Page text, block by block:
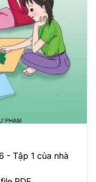
- Tập 1 của nhà